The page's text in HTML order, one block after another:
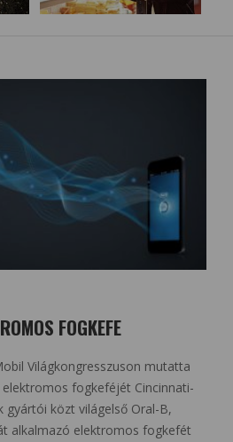
FOGKEFE
Világkongresszuson mutatta
fogkeféjét Cincinnati-
gyártói közt világelső Oral-B,
alkalmazó elektromos fogkefét